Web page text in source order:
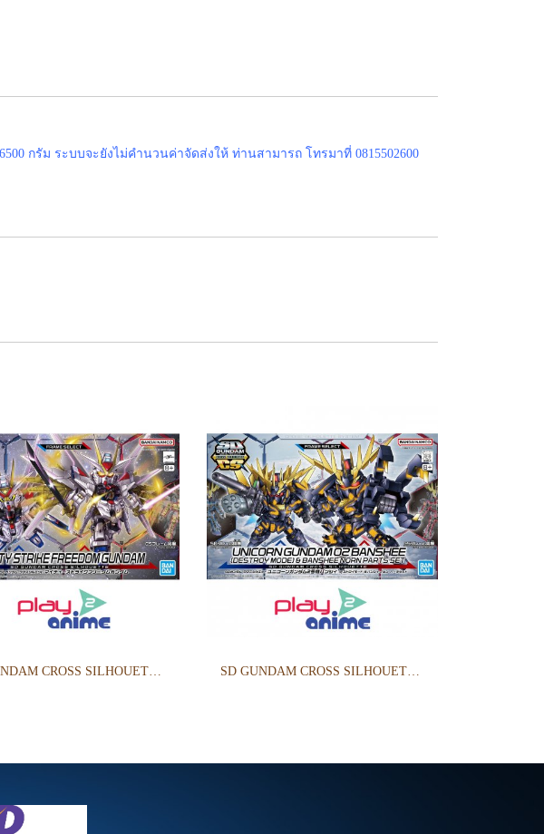
กรัม ระบบจะยังไม่คำนวนค่าจัดส่งให้ ท่านสามารถ โทรมาที่ 0815502600
SD GUNDAM CROSS SILHOUETTE MIGHTY STRIKE FREEDOM GUNDAM SD GUNDAM CROSS SILHOUETTE UNICORN GUNDAM 02 BANSHEE (DESTROY MODE)&BANSHEE NORN PARTS SET